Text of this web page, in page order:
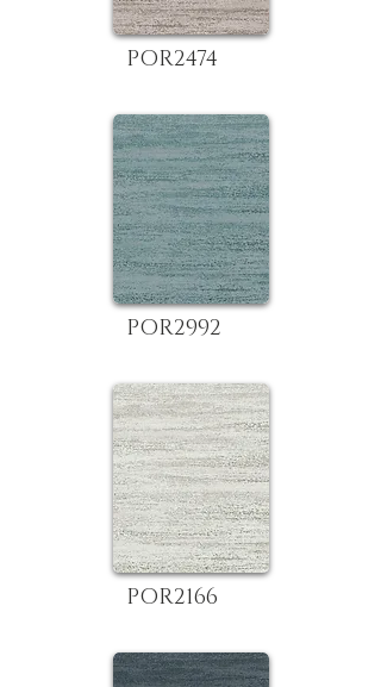
POR2474
POR2992
POR2166